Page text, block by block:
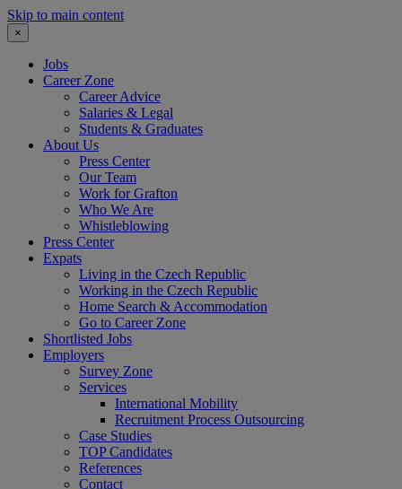
Skip to main content
×
Jobs
Career Zone
Career Advice
Salaries & Legal
Students & Graduates
About Us
Press Center
Our Team
Work for Grafton
Who We Are
Whistleblowing
Press Center
Expats
Living in the Czech Republic
Working in the Czech Republic
Home Search & Accommodation
Go to Career Zone
Shortlisted Jobs
Employers
Survey Zone
Services
International Mobility
Recruitment Process Outsourcing
Case Studies
TOP Candidates
References
Contact